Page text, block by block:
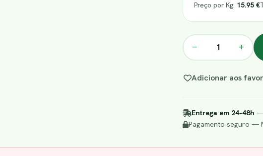
Preço por Kg: 15.95 €
− +
Adicionar aos
Entrega em 24-48h —
Pagamento seguro —